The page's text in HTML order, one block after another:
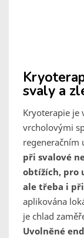
svaly a
Kryoterapie je
vrcholovými
regeneračním
při svalové
obtížích, pro
ale třeba i
aplikována
je chlad
Uvolněné